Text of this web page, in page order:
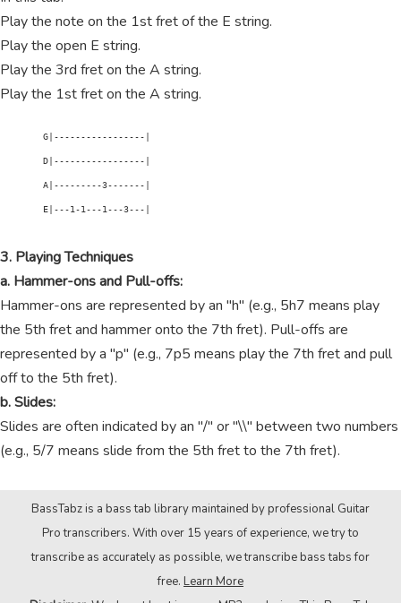
Play the note on the 1st fret of the E string.
Play the open E string.
Play the 3rd fret on the A string.
Play the 1st fret on the A string.
        G|-----------------|
        D|-----------------|
        A|---------3-------|
        E|---1-1---1---3---|
3. Playing Techniques
a. Hammer-ons and Pull-offs:
Hammer-ons are represented by an "h" (e.g., 5h7 means play
the 5th fret and hammer onto the 7th fret). Pull-offs are
represented by a "p" (e.g., 7p5 means play the 7th fret and pull
off to the 5th fret).
b. Slides:
Slides are often indicated by an "/" or "\\" between two numbers
(e.g., 5/7 means slide from the 5th fret to the 7th fret).
BassTabz is a bass tab library maintained by professional Guitar
Pro transcribers. With over 15 years of experience, we try to
transcribe as accurately as possible, we transcribe bass tabs for
free. Learn More